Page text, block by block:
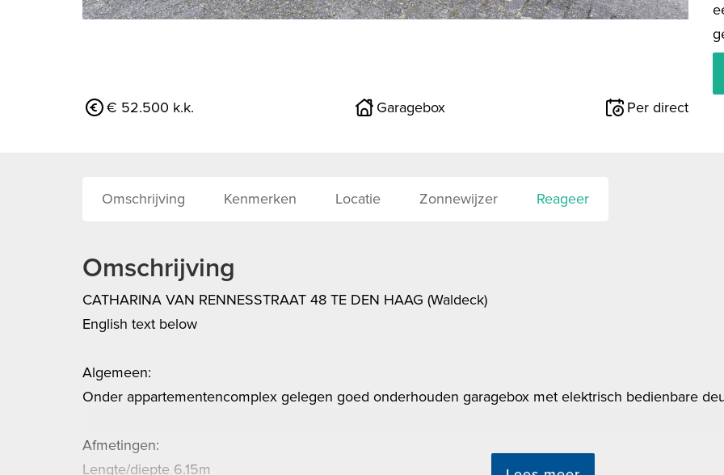
€ 52.500 k.k. Garagebox Per direct
Omschrijving Kenmerken Locatie Zonnewijzer Reageer
Omschrijving
CATHARINA VAN RENNESSTRAAT 48 TE DEN HAAG (Waldeck)
English text below
Algemeen:
Onder appartementencomplex gelegen goed onderhouden garagebox met elektrisch bedienbare
Afmetingen:
Lengte/diepte 6.15m